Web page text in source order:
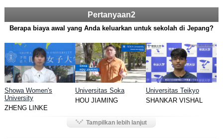
Pertanyaan2
Berapa biaya awal yang Anda keluarkan untuk sekolah di Jepang?
Showa Women's
University
ZHENG LINKE
Universitas Soka
HOU JIAMING
Universitas Teikyo
SHANKAR VISHAL
Tampilkan lebih lanjut